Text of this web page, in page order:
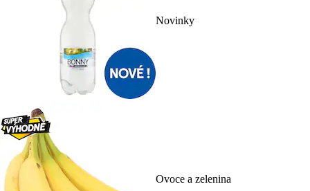
Novinky
Ovoce a zelenina